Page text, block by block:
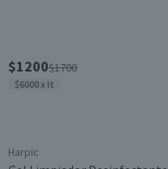
$1200$1700
$6000 x lt
Harpic